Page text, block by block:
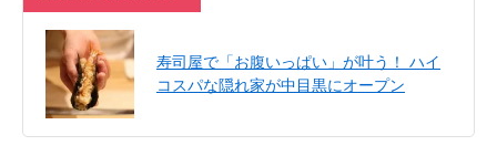
寿司屋で「お腹いっぱい」が叶う！ ハイ
コスパな隠れ家が中目黒にオープン